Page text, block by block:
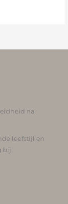
na
leefstijl en
bij